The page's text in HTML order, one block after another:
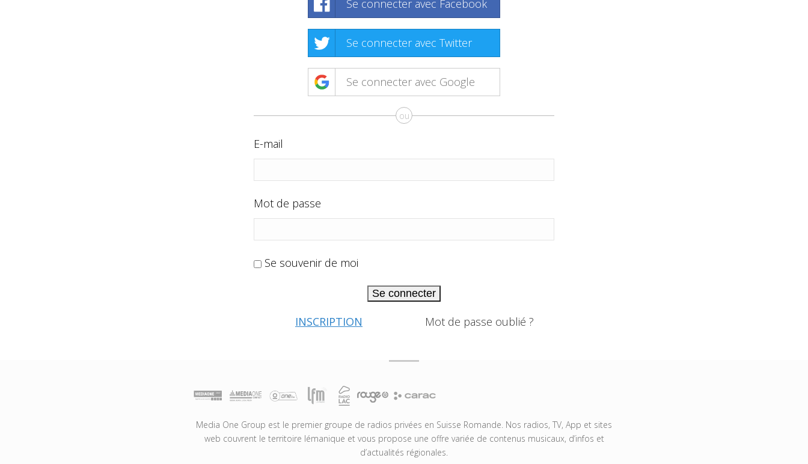
Se connecter avec Facebook
Se connecter avec Twitter
Se connecter avec Google
ou
E-mail
Mot de passe
Se souvenir de moi
Se connecter
INSCRIPTION Mot de passe oublié ?
Media One Group est le premier groupe de radios privées en Suisse Romande. Nos radios, TV, App et sites
web couvrent le territoire lémanique et vous propose une offre variée de contenus musicaux, d’infos et
d’actualités régionales.